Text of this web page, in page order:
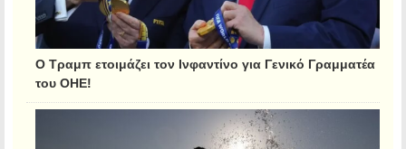
Ο Τραμπ ετοιμάζει τον Ινφαντίνο για Γενικό Γραμματέα
του ΟΗΕ!